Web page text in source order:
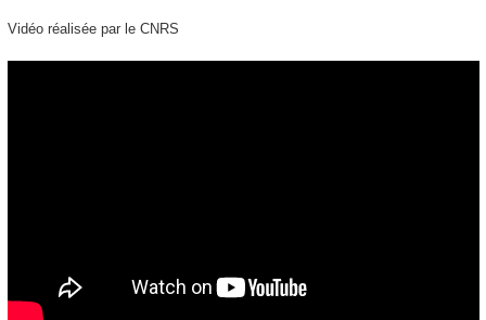
Vidéo réalisée par le CNRS